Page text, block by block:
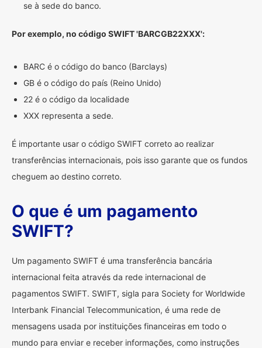
se à sede do banco.
Por exemplo, no código SWIFT 'BARCGB22XXX':
BARC é o código do banco (Barclays)
GB é o código do país (Reino Unido)
22 é o código da localidade
XXX representa a sede.
É importante usar o código SWIFT correto ao realizar
transferências internacionais, pois isso garante que os fundos
cheguem ao destino correto.
O que é um pagamento
SWIFT?
Um pagamento SWIFT é uma transferência bancária
internacional feita através da rede internacional de
pagamentos SWIFT. SWIFT, sigla para Society for Worldwide
Interbank Financial Telecommunication, é uma rede de
mensagens usada por instituições financeiras em todo o
mundo para enviar e receber informações, como instruções